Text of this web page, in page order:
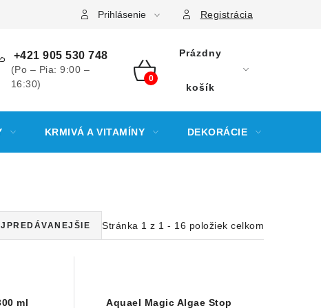
Prihlásenie Registrácia
+421 905 530 748
(Po – Pia: 9:00 –
16:30)
NÁKUPNÝ
Prázdny
košík
KRMIVÁ A VITAMÍNY DEKORÁCIE
Stránka 1 z 1 - 16 položiek celkom
ml Aquael Magic Algae Stop